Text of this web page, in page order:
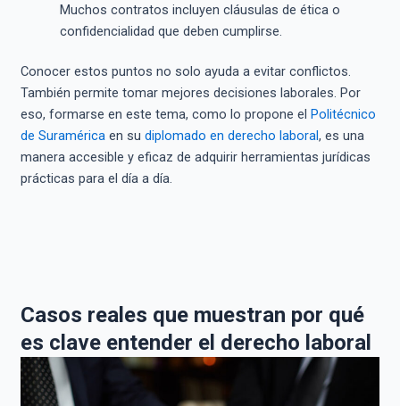
Muchos contratos incluyen cláusulas de ética o
confidencialidad que deben cumplirse.
Conocer estos puntos no solo ayuda a evitar conflictos.
También permite tomar mejores decisiones laborales. Por
eso, formarse en este tema, como lo propone el Politécnico
de Suraméricaen su diplomado en derecho laboral, es una
manera accesible y eficaz de adquirir herramientas jurídicas
prácticas para el día a día.
Casos reales que muestran por qué
es clave entender el derecho laboral